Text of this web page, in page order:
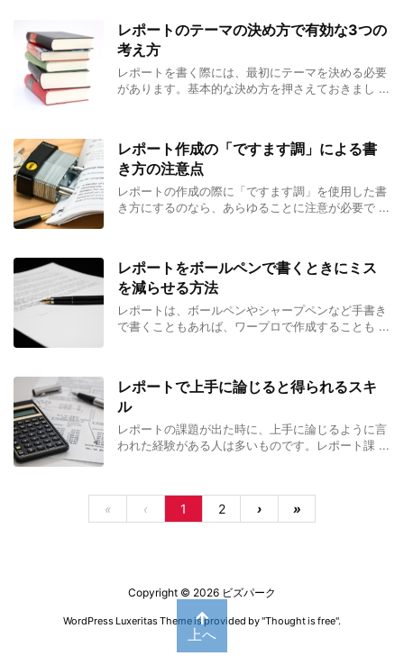
レポートのテーマの決め方で有効な3つの
考え方
レポートを書く際には、最初にテーマを決める必要
があります。基本的な決め方を押さえておきまし ...
レポート作成の「ですます調」による書
き方の注意点
レポートの作成の際に「ですます調」を使用した書
き方にするのなら、あらゆることに注意が必要で ...
レポートをボールペンで書くときにミス
を減らせる方法
レポートは、ボールペンやシャープペンなど手書き
で書くこともあれば、ワープロで作成することも ...
レポートで上手に論じると得られるスキ
ル
レポートの課題が出た時に、上手に論じるように言
われた経験がある人は多いものです。レポート課 ...
« ‹ 1 2 › »
Copyright © 2026 ビズパーク
WordPress Luxeritas Theme is provided by "Thought is free".
上へ